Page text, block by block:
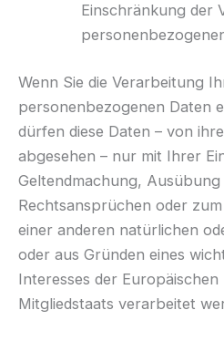
Einschränkung der
Wenn Sie die Verarbeitung
personenbezogenen Daten
dürfen diese Daten – von
abgesehen – nur mit Ihrer
Geltendmachung,
Rechtsansprüchen oder
einer anderen natürlichen
oder aus Gründen eines
Interesses der Europäischen
Mitgliedstaats verarbeitet